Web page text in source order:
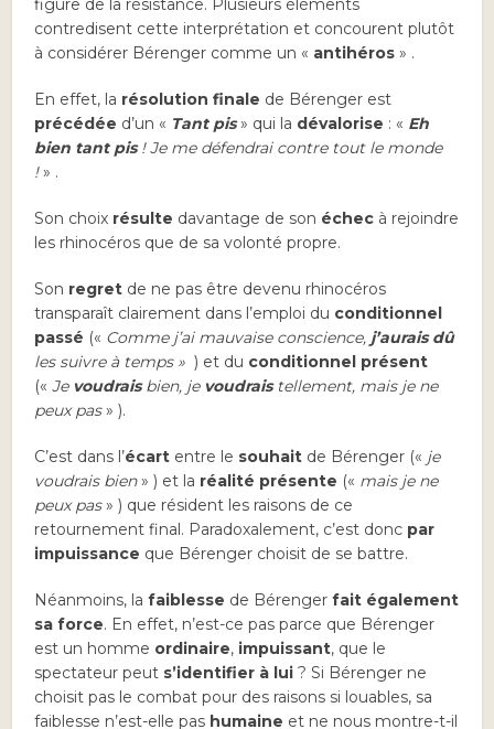
contredisent cette interprétation et concourent plutôt
à considérer Bérenger comme un « antihéros » .
En effet, la résolution finale de Bérenger est
précédée d’un « Tant pis» qui la dévalorise : « Eh
bien tant pis! Je me défendrai contre tout le monde
!» .
Son choix résulte davantage de son échec à rejoindre
les rhinocéros que de sa volonté propre.
Son regret de ne pas être devenu rhinocéros
transparaît clairement dans l’emploi du conditionnel
passé (« Comme j’ai mauvaise conscience, j’aurais dû
les suivre à temps » ) et du conditionnel présent
(«Je voudraisbien, je voudraistellement, mais je ne
peux pas» ).
C’est dans l’écart entre le souhait de Bérenger (« je
voudrais bien» ) et la réalité présente (« mais je ne
peux pas» ) que résident les raisons de ce
retournement final. Paradoxalement, c’est donc par
impuissance que Bérenger choisit de se battre.
Néanmoins, la faiblesse de Bérenger fait également
sa force. En effet, n’est-ce pas parce que Bérenger
est un homme ordinaire, impuissant, que le
spectateur peut s’identifier à lui ? Si Bérenger ne
choisit pas le combat pour des raisons si louables, sa
faiblesse n’est-elle pas humaine et ne nous montre-t-il